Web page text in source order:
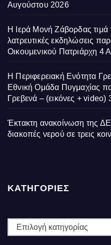
Αυγούστου 2026
Η Ιερά Μονή Ζάβορδας τιμά
λατρευτικές εκδηλώσεις
Οικουμενικού Πατριάρχη 4
Η Περιφερειακή Ενότητα
Εθνική Ομάδα Πυγμαχίας
Γρεβενά – (εικόνες + video)
Έκτακτη ανακοίνωση της
διακοπές νερού σε τρεις
ΚΑΤΗΓΟΡΙΕΣ
ΚΑΤΗΓΟΡΙΕΣ